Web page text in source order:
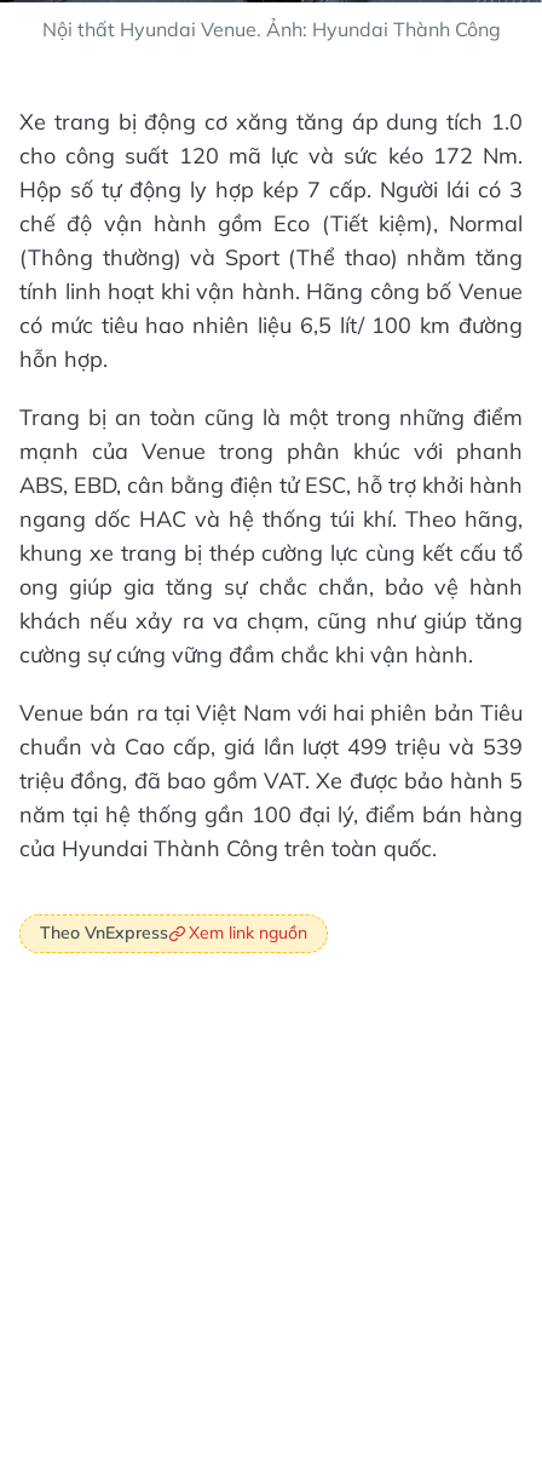
Nội thất Hyundai Venue. Ảnh: Hyundai Thành Công
Xe trang bị động cơ xăng tăng áp dung tích 1.0
cho công suất 120 mã lực và sức kéo 172 Nm.
Hộp số tự động ly hợp kép 7 cấp. Người lái có 3
chế độ vận hành gồm Eco (Tiết kiệm), Normal
(Thông thường) và Sport (Thể thao) nhằm tăng
tính linh hoạt khi vận hành. Hãng công bố Venue
có mức tiêu hao nhiên liệu 6,5 lít/ 100 km đường
hỗn hợp.
Trang bị an toàn cũng là một trong những điểm
mạnh của Venue trong phân khúc với phanh
ABS, EBD, cân bằng điện tử ESC, hỗ trợ khởi hành
ngang dốc HAC và hệ thống túi khí. Theo hãng,
khung xe trang bị thép cường lực cùng kết cấu tổ
ong giúp gia tăng sự chắc chắn, bảo vệ hành
khách nếu xảy ra va chạm, cũng như giúp tăng
cường sự cứng vững đầm chắc khi vận hành.
Venue bán ra tại Việt Nam với hai phiên bản Tiêu
chuẩn và Cao cấp, giá lần lượt 499 triệu và 539
triệu đồng, đã bao gồm VAT. Xe được bảo hành 5
năm tại hệ thống gần 100 đại lý, điểm bán hàng
của Hyundai Thành Công trên toàn quốc.
Theo VnExpress Xem link nguồn